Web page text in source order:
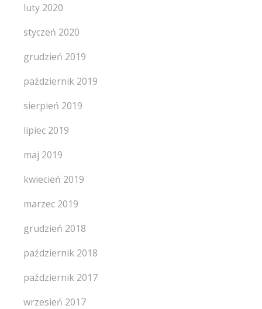
luty 2020
styczeń 2020
grudzień 2019
październik 2019
sierpień 2019
lipiec 2019
maj 2019
kwiecień 2019
marzec 2019
grudzień 2018
październik 2018
październik 2017
wrzesień 2017